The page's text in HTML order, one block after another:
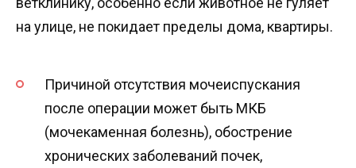
на улице, не покидает пределы дома, квартиры.
Причиной отсутствия мочеиспускания
после операции может быть МКБ
(мочекаменная болезнь), обострение
хронических заболеваний почек,